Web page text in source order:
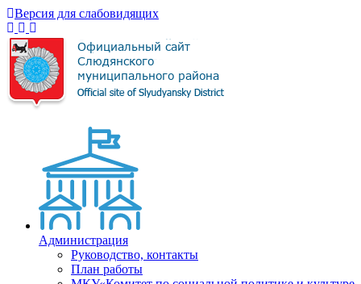
Версия для слабовидящих
Администрация
Руководство, контакты
План работы